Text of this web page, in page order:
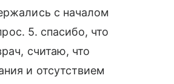
с началом
5. спасибо, что
считаю, что
и отсутствием